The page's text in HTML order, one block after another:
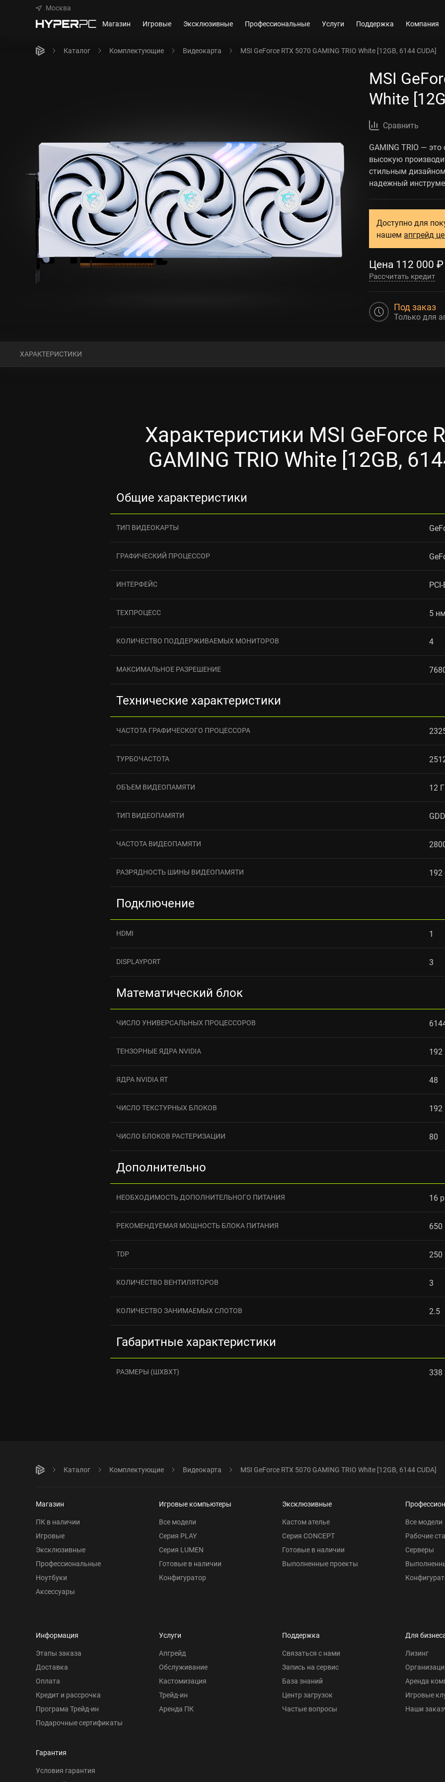
Москва
Магазин
Игровые Эксклюзивные Профессиональные Услуги Поддержка Компания
Каталог Комплектующие Видеокарта MSI GeForce RTX 5070 GAMING TRIO White [12GB, 6144 CUDA]
MSI
White
Сравнить
GAMING TRIO —
высокую
стильным
надежный
Доступно для
нашем апгрейд
Цена 112 000 ₽
Рассчитать кредит
Под заказ
Только для
ХАРАКТЕРИСТИКИ
Характеристики MSI GeForce
GAMING TRIO White [12GB,
Общие характеристики
ТИП ВИДЕОКАРТЫ
ГРАФИЧЕСКИЙ ПРОЦЕССОР
ИНТЕРФЕЙС
ТЕХПРОЦЕСС 5
КОЛИЧЕСТВО ПОДДЕРЖИВАЕМЫХ МОНИТОРОВ 4
МАКСИМАЛЬНОЕ РАЗРЕШЕНИЕ
Технические характеристики
ЧАСТОТА ГРАФИЧЕСКОГО ПРОЦЕССОРА
ТУРБОЧАСТОТА
ОБЪЕМ ВИДЕОПАМЯТИ 12
ТИП ВИДЕОПАМЯТИ
ЧАСТОТА ВИДЕОПАМЯТИ
РАЗРЯДНОСТЬ ШИНЫ ВИДЕОПАМЯТИ 192
Подключение
HDMI 1
DISPLAYPORT 3
Математический блок
ЧИСЛО УНИВЕРСАЛЬНЫХ ПРОЦЕССОРОВ
ТЕНЗОРНЫЕ ЯДРА NVIDIA 192
ЯДРА NVIDIA RT 48
ЧИСЛО ТЕКСТУРНЫХ БЛОКОВ 192
ЧИСЛО БЛОКОВ РАСТЕРИЗАЦИИ 80
Дополнительно
НЕОБХОДИМОСТЬ ДОПОЛНИТЕЛЬНОГО ПИТАНИЯ 16
РЕКОМЕНДУЕМАЯ МОЩНОСТЬ БЛОКА ПИТАНИЯ 650
TDP 250
КОЛИЧЕСТВО ВЕНТИЛЯТОРОВ 3
КОЛИЧЕСТВО ЗАНИМАЕМЫХ СЛОТОВ 2.5
Габаритные характеристики
РАЗМЕРЫ (ШXВXТ) 338
Каталог Комплектующие Видеокарта MSI GeForce RTX 5070 GAMING TRIO White [12GB, 6144 CUDA]
Магазин
ПК в наличии
Игровые
Эксклюзивные
Профессиональные
Ноутбуки
Аксессуары
Игровые компьютеры
Все модели
Серия PLAY
Серия LUMEN
Готовые в наличии
Конфигуратор
Эксклюзивные
Кастом ателье
Серия CONCEPT
Готовые в наличии
Выполненные проекты
Все модели
Рабочие
Серверы
Информация
Этапы заказа
Доставка
Оплата
Кредит и рассрочка
Програма Трейд-ин
Подарочные сертификаты
Гарантия
Условия гарантия
Услуги
Апгрейд
Обслуживание
Кастомизация
Трейд-ин
Аренда ПК
Поддержка
Связаться с нами
Запись на сервис
База знаний
Центр загрузок
Частые вопросы
Для
Лизинг
Аренда
Игровые
Наши